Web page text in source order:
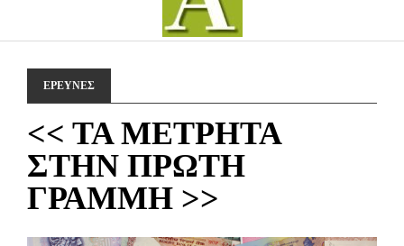
ΕΡΕΥΝΕΣ
<< ΤΑ ΜΕΤΡΗΤΑ
ΣΤΗΝ ΠΡΩΤΗ
ΓΡΑΜΜΗ >>